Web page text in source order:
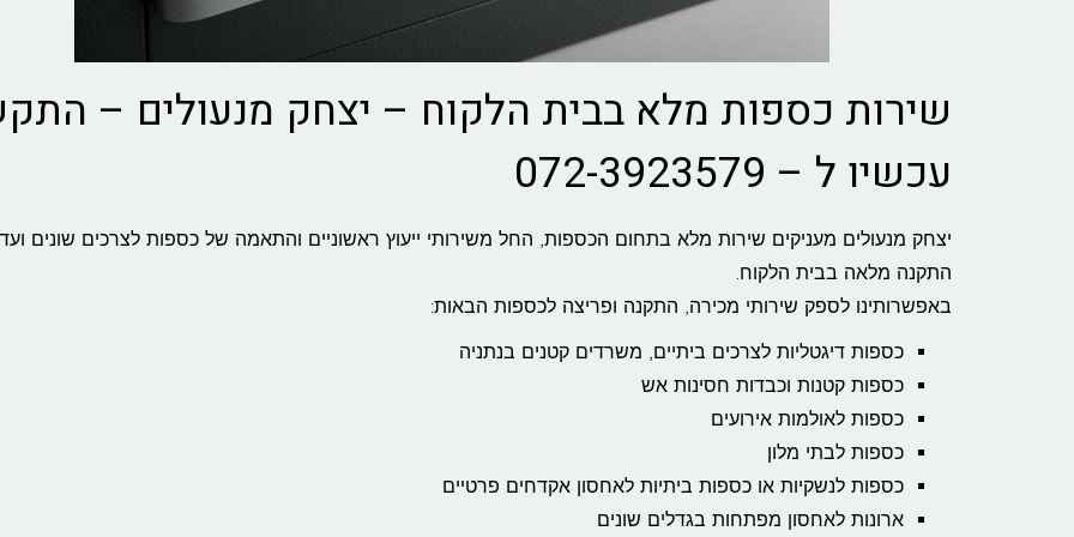
שירות כספות מלא בבית הלקוח – יצחק מנעולים –
עכשיו ל – 072-3923579
יצחק מנעולים מעניקים שירות מלא בתחום הכספות, החל משירותי ייעוץ ראשוניים והתאמה של כספות לצרכים שונים ועד
התקנה מלאה בבית הלקוח.
באפשרותינו לספק שירותי מכירה, התקנה ופריצה לכספות הבאות:
כספות דיגטליות לצרכים ביתיים, משרדים קטנים בנתניה
כספות קטנות וכבדות חסינות אש
כספות לאולמות אירועים
כספות לבתי מלון
כספות לנשקיות או כספות ביתיות לאחסון אקדחים פרטיים
ארונות לאחסון מפתחות בגדלים שונים